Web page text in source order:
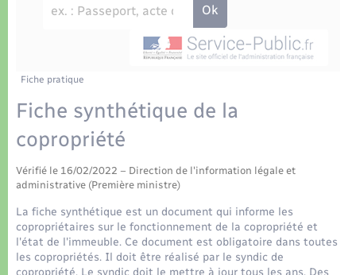
Eau - Assainissement
Transports
Transports scolaires
Logement - Urbanisme
Loisirs
Seniors
Nouvel habitant
Travaux - Autorisation d’occupation de l’espace
Présentation de la commune
Publications
La Communauté de communes
Fiche pratique
Fiche synthétique de la
copropriété
Vérifié le 16/02/2022 – Direction de l'information légale et
administrative (Première ministre)
La fiche synthétique est un document qui informe les
copropriétaires sur le fonctionnement de la copropriété et
l'état de l'immeuble. Ce document est obligatoire dans toutes
les copropriétés. Il doit être réalisé par le syndic de
copropriété. Le syndic doit le mettre à jour tous les ans. Des